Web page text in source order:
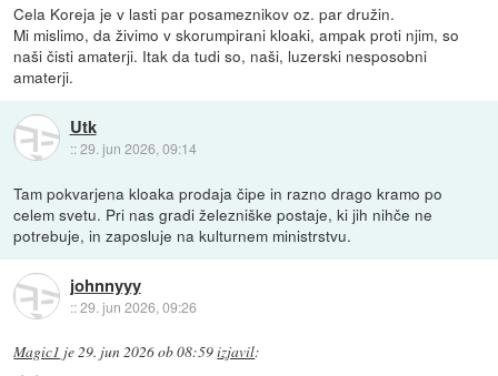
Cela Koreja je v lasti par posameznikov oz. par družin.
Mi mislimo, da živimo v skorumpirani kloaki, ampak proti njim, so
naši čisti amaterji. Itak da tudi so, naši, luzerski nesposobni
amaterji.
Utk
::29. jun 2026, 09:14
Tam pokvarjena kloaka prodaja čipe in razno drago kramo po
celem svetu. Pri nas gradi železniške postaje, ki jih nihče ne
potrebuje, in zaposluje na kulturnem ministrstvu.
johnnyyy
::29. jun 2026, 09:26
Magic1 je29. jun 2026 ob 08:59izjavil: